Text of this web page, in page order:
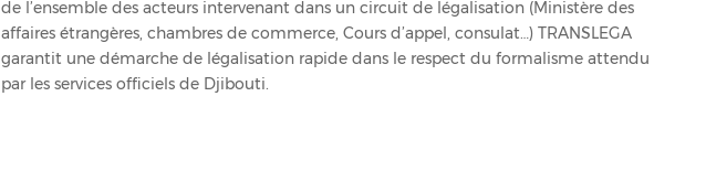
de l’ensemble des acteurs intervenant dans un circuit de légalisation (Ministère des
affaires étrangères, chambres de commerce, Cours d’appel, consulat…) TRANSLEGA
garantit une démarche de légalisation rapide dans le respect du formalisme attendu
par les services officiels de Djibouti.